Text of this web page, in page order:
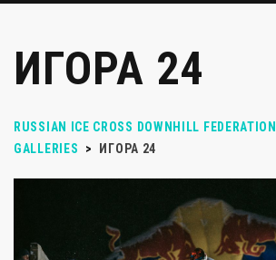
ИГОРА 24
RUSSIAN ICE CROSS DOWNHILL FEDERATION
GALLERIES
> ИГОРА 24